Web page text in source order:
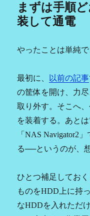
まずは手順
装して通電
やったことは単純
最初に、 以前の記事
の筐体を開け、力
取り外す。そこへ
を装着する。あと
「NAS Navigator2
る──というのが、
ひとつ補足してお
ものをHDD上に持
なHDDを入れただ